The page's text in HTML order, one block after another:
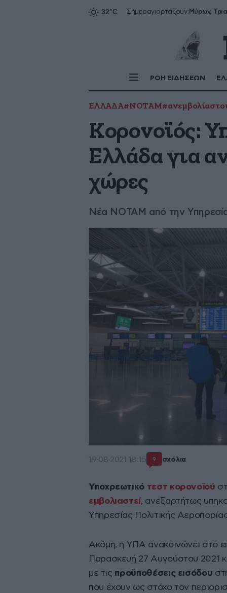
Σήμεραγιορτάζουν:
ΡΟΗ ΕΙΔΗΣΕΩΝ
ΕΛΛΑΔΑ#NOTAM
Κορονοϊός:
Ελλάδα για
χώρες
Νέα NOTAM από την
19·08·2021 18:15 9 σχόλια
Υποχρεωτικό τεστ κορονοϊού
εμβολιαστεί, ανεξαρτήτως
Υπηρεσίας Πολιτικής
Ακόμη, η ΥΠΑ ανακοινώνει στο
Παρασκευή 27 Αυγούστου 2021
με τις προϋποθέσεις εισόδου
που έχουν ως στόχο τον